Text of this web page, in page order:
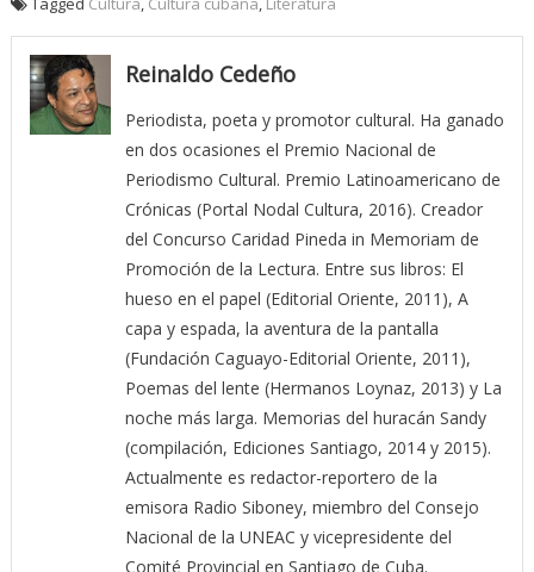
Reinaldo Cedeño
Periodista, poeta y promotor cultural. Ha ganado
en dos ocasiones el Premio Nacional de
Periodismo Cultural. Premio Latinoamericano de
Crónicas (Portal Nodal Cultura, 2016). Creador
del Concurso Caridad Pineda in Memoriam de
Promoción de la Lectura. Entre sus libros: El
hueso en el papel (Editorial Oriente, 2011), A
capa y espada, la aventura de la pantalla
(Fundación Caguayo-Editorial Oriente, 2011),
Poemas del lente (Hermanos Loynaz, 2013) y La
noche más larga. Memorias del huracán Sandy
(compilación, Ediciones Santiago, 2014 y 2015).
Actualmente es redactor-reportero de la
emisora Radio Siboney, miembro del Consejo
Nacional de la UNEAC y vicepresidente del
Comité Provincial en Santiago de Cuba.